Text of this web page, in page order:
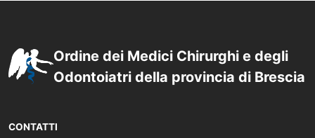
Ordine dei Medici Chirurghi e degli
Odontoiatri della provincia di Brescia
CONTATTI